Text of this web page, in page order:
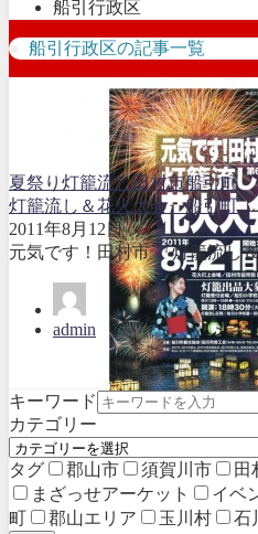
船引行政区
船引行政区の記事一覧
イベント開催
夏祭り 灯籠流し田村市船引町
灯籠流し＆花火大会 船引町
2011年8月12日
元気です！田村市 『灯籠流し
admin
キーワード
カテゴリー
タグ 郡山市 須賀川市 田
まざっせアーケット
イベ
町
郡山エリア 玉川村 石